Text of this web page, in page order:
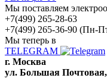
Мы поставляем
+7(499) 265-28-63
+7(499) 265-36-90 (Пн-
Мы теперь в
TELEGRAM
г. Москва
ул. Большая Почтовая,